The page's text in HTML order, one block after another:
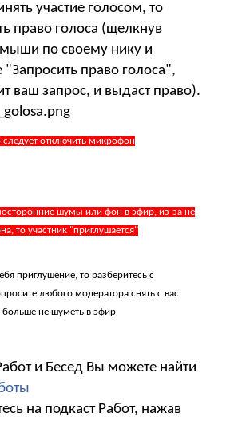
участие голосом, то
право голоса (щелкнув
по своему нику и
"Запросить право голоса",
ваш запрос, и выдаст право).
следует отключить микрофон
шумы или фон в эфир, из-за не
то участник "приглушается"
приглушение, то разберитесь с
любого модератора снять с вас
не шуметь в эфир
и Бесед Вы можете найти
на подкаст Работ, нажав